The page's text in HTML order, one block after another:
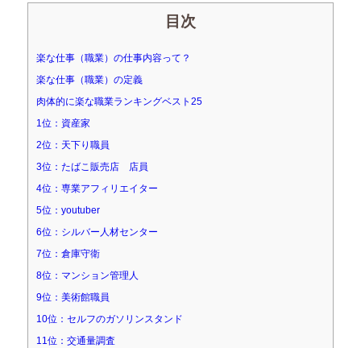
目次
楽な仕事（職業）の仕事内容って？
楽な仕事（職業）の定義
肉体的に楽な職業ランキングベスト25
1位：資産家
2位：天下り職員
3位：たばこ販売店 店員
4位：専業アフィリエイター
5位：youtuber
6位：シルバー人材センター
7位：倉庫守衛
8位：マンション管理人
9位：美術館職員
10位：セルフのガソリンスタンド
11位：交通量調査